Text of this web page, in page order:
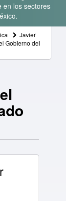
en los sectores
Javier
Gobierno del